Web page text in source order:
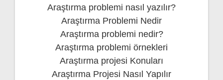
Araştırma problemi nasıl yazılır?
Araştırma Problemi Nedir
Araştırma problemi nedir?
Araştırma problemi örnekleri
Araştırma projesi Konuları
Araştırma Projesi Nasıl Yapılır